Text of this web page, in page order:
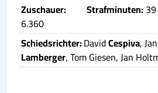
Zuschauer:
6.360
Strafminuten:
Schiedsrichter:DavidCespiva,
Lamberger, Tom Giesen, Jan